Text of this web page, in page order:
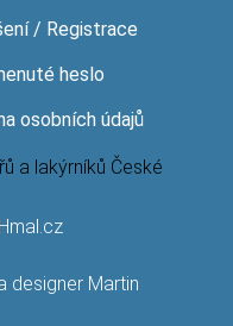
/ Registrace
heslo
osobních údajů
a lakýrníků České
designer Martin